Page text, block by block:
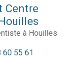
Centre
à Houilles
60 55 61